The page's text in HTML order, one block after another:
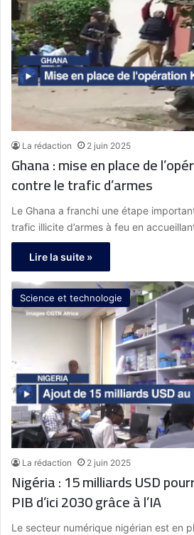
La rédaction 2 juin 2025
Ghana : mise en place de
contre le trafic d’armes
Le Ghana a franchi une étape
trafic illicite d’armes à feu en
Lire la suite »
Science et technologie
La rédaction 2 juin 2025
Nigéria : 15 milliards USD
PIB d’ici 2030 grâce à l’IA
Le secteur numérique nigérian est en